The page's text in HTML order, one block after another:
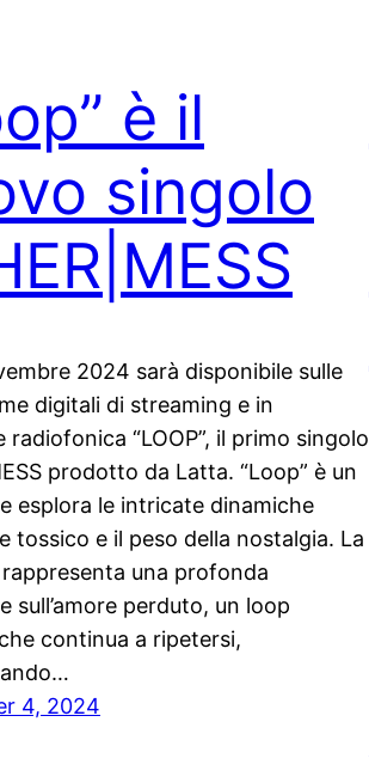
è il
singolo
2024 sarà disponibile sulle
digitali di streaming e in
radiofonica “LOOP”, il primo singolo
prodotto da Latta. “Loop” è un
esplora le intricate dinamiche
tossico e il peso della nostalgia. La
una profonda
sull’amore perduto, un loop
continua a ripetersi,
4, 2024